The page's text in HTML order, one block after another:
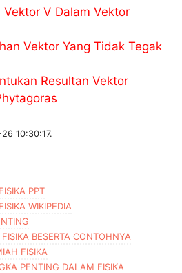
V Dalam Vektor
Vektor Yang Tidak Tegak
Resultan Vektor
10:30:17.
PPT
WIKIPEDIA
BESERTA CONTOHNYA
FISIKA
PENTING DALAM FISIKA